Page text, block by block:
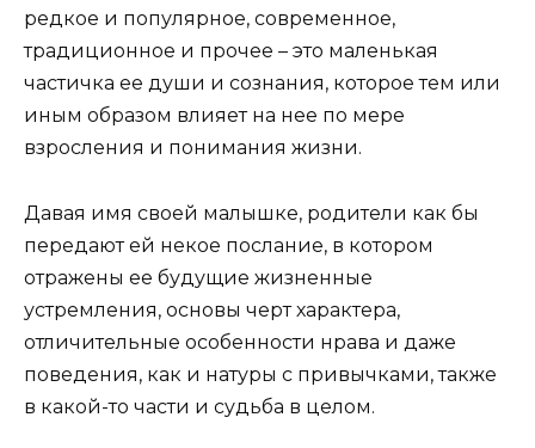
редкое и популярное, современное,
традиционное и прочее – это маленькая
частичка ее души и сознания, которое тем или
иным образом влияет на нее по мере
взросления и понимания жизни.
Давая имя своей малышке, родители как бы
передают ей некое послание, в котором
отражены ее будущие жизненные
устремления, основы черт характера,
отличительные особенности нрава и даже
поведения, как и натуры с привычками, также
в какой-то части и судьба в целом.